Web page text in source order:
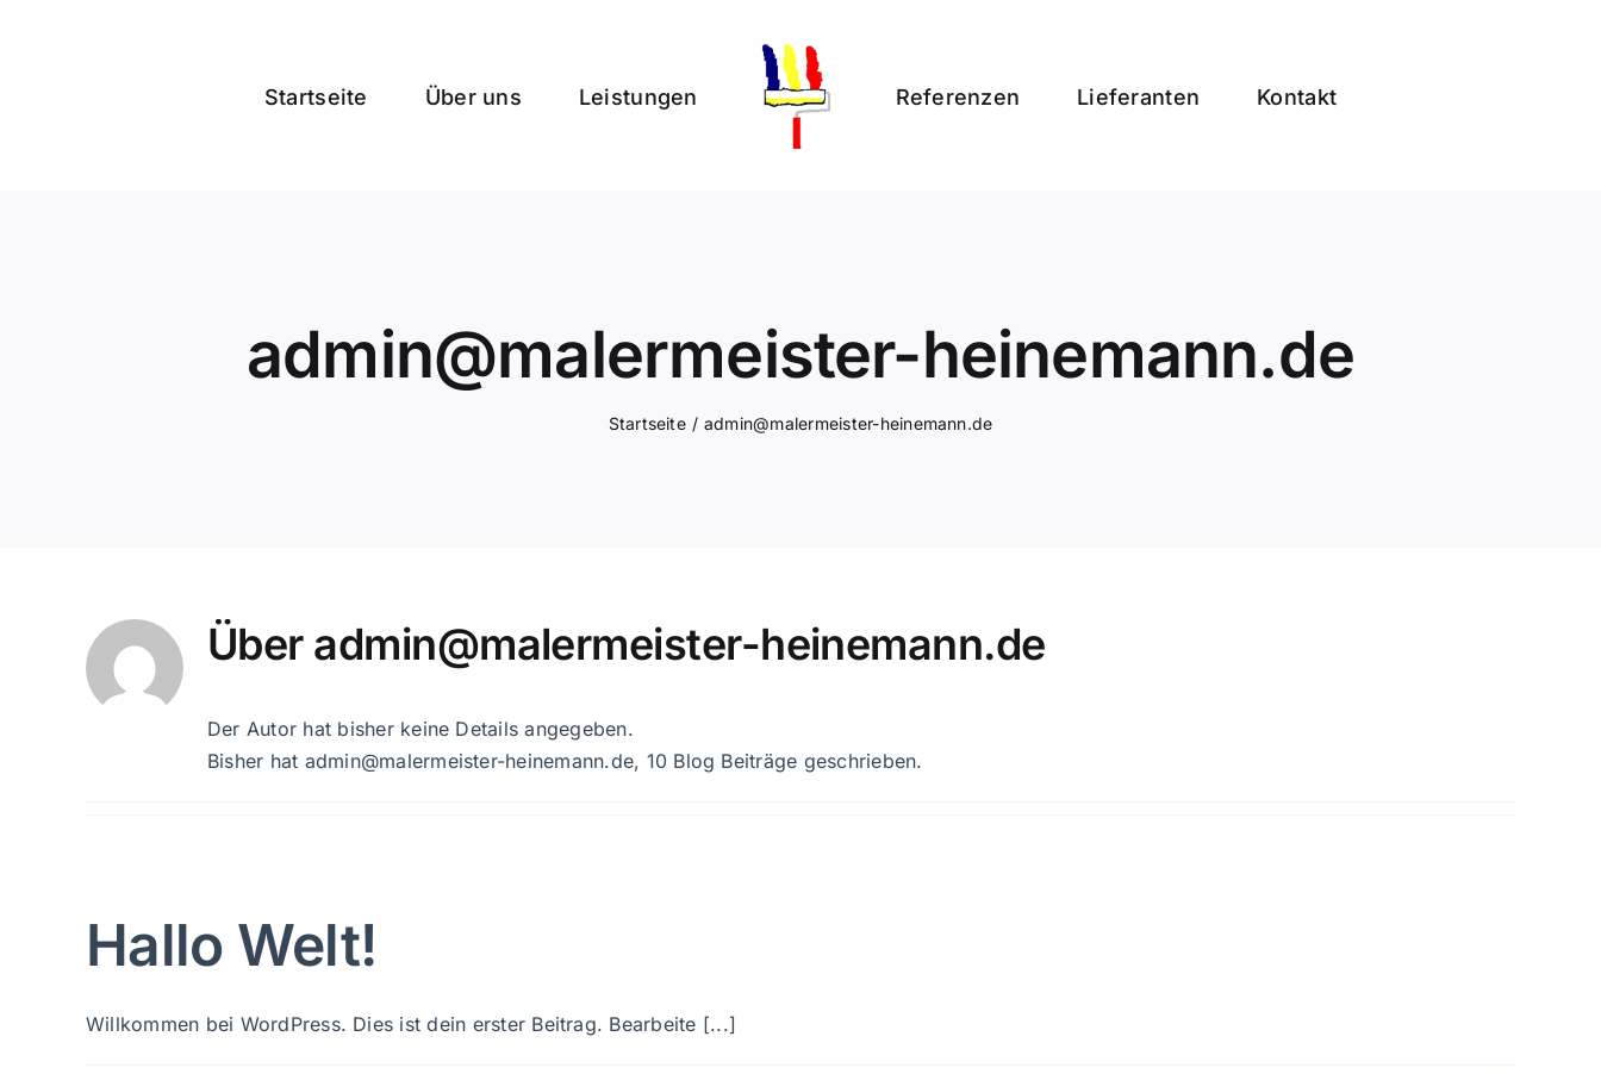
Startseite Über uns Leistungen Referenzen Lieferanten Kontakt
admin@malermeister-heinemann.de
Startseite admin@malermeister-heinemann.de
Über admin@malermeister-heinemann.de
Der Autor hat bisher keine Details angegeben.
Bisher hat admin@malermeister-heinemann.de, 10 Blog Beiträge geschrieben.
Hallo Welt!
Willkommen bei WordPress. Dies ist dein erster Beitrag. Bearbeite [...]